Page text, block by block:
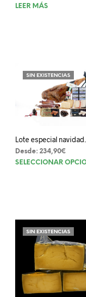
LEER MÁS
SIN EXISTENCIAS
Lote especial navidad.
Desde: 234,90€
SELECCIONAR
SIN EXISTENCIAS